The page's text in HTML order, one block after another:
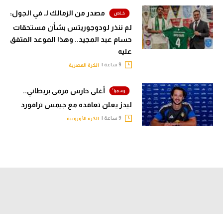
مصدر من الزمالك لـ في الجول:
لم ننذر لودوجوريتس بشأن مستحقات
حسام عبد المجيد.. وهذا الموعد المتفق
عليه
الكرة المصرية
أغلى حارس مرمى بريطاني..
ليدز يعلن تعاقده مع جيمس ترافورد
الكرة الأوروبية